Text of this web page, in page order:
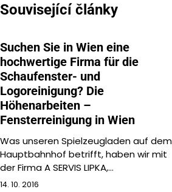
příspěvek
Související články
Suchen Sie in Wien eine
hochwertige Firma für die
Schaufenster- und
Logoreinigung? Die
Höhenarbeiten –
Fensterreinigung in Wien
Was unseren Spielzeugladen auf dem
Hauptbahnhof betrifft, haben wir mit
der Firma A SERVIS LIPKA,…
14. 10. 2016